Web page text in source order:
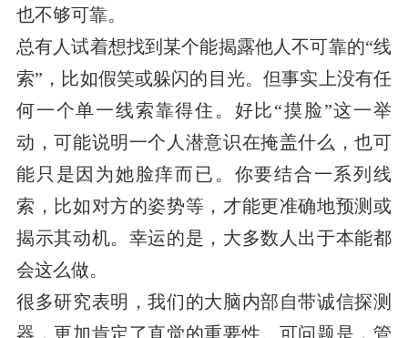
也不够可靠。
总有人试着想找到某个能揭露他人不可靠的“线
索”，比如假笑或躲闪的目光。但事实上没有任
何一个单一线索靠得住。好比“摸脸”这一举
动，可能说明一个人潜意识在掩盖什么，也可
能只是因为她脸痒而已。你要结合一系列线
索，比如对方的姿势等，才能更准确地预测或
揭示其动机。幸运的是，大多数人出于本能都
会这么做。
很多研究表明，我们的大脑内部自带诚信探测
器，更加肯定了直觉的重要性。可问题是，管